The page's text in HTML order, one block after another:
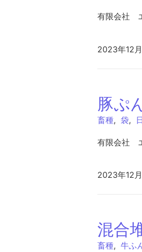
有限会社
2023年12
豚ぷ
畜種, 袋,
有限会社
2023年12
混合
畜種, 牛ふ